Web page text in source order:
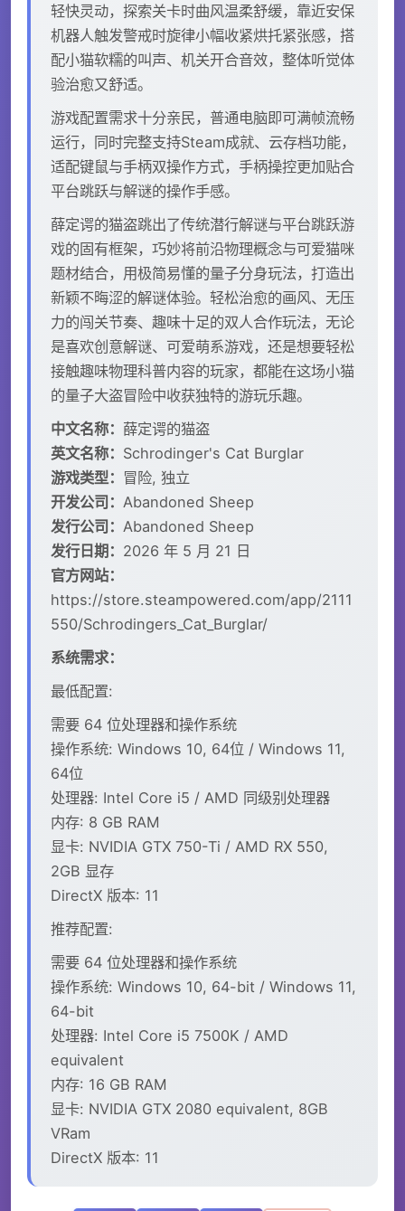
轻快灵动，探索关卡时曲风温柔舒缓，靠近安保
机器人触发警戒时旋律小幅收紧烘托紧张感，搭
配小猫软糯的叫声、机关开合音效，整体听觉体
验治愈又舒适。
游戏配置需求十分亲民，普通电脑即可满帧流畅
运行，同时完整支持Steam成就、云存档功能，
适配键鼠与手柄双操作方式，手柄操控更加贴合
平台跳跃与解谜的操作手感。
薛定谔的猫盗跳出了传统潜行解谜与平台跳跃游
戏的固有框架，巧妙将前沿物理概念与可爱猫咪
题材结合，用极简易懂的量子分身玩法，打造出
新颖不晦涩的解谜体验。轻松治愈的画风、无压
力的闯关节奏、趣味十足的双人合作玩法，无论
是喜欢创意解谜、可爱萌系游戏，还是想要轻松
接触趣味物理科普内容的玩家，都能在这场小猫
的量子大盗冒险中收获独特的游玩乐趣。
中文名称： 薛定谔的猫盗
英文名称： Schrodinger's Cat Burglar
游戏类型： 冒险, 独立
开发公司： Abandoned Sheep
发行公司： Abandoned Sheep
发行日期： 2026 年 5 月 21 日
官方网站：
https://store.steampowered.com/app/2111
550/Schrodingers_Cat_Burglar/
系统需求：
最低配置:
需要 64 位处理器和操作系统
操作系统: Windows 10, 64位 / Windows 11,
64位
处理器: Intel Core i5 / AMD 同级别处理器
内存: 8 GB RAM
显卡: NVIDIA GTX 750-Ti / AMD RX 550,
2GB 显存
DirectX 版本: 11
推荐配置:
需要 64 位处理器和操作系统
操作系统: Windows 10, 64-bit / Windows 11,
64-bit
处理器: Intel Core i5 7500K / AMD
equivalent
内存: 16 GB RAM
显卡: NVIDIA GTX 2080 equivalent, 8GB
VRam
DirectX 版本: 11